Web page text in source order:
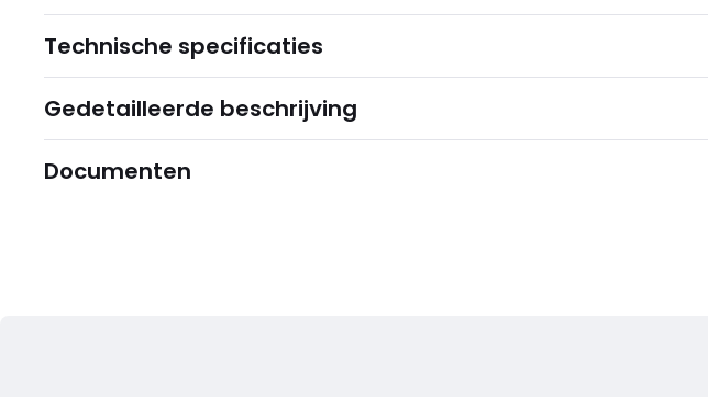
Technische specificaties
Gedetailleerde beschrijving
Documenten